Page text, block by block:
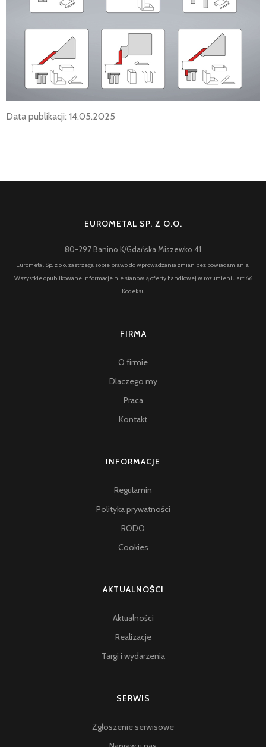
Data publikacji: 14.05.2025
EUROMETAL SP. Z O.O.
80-297 Banino K/Gdańska Miszewko 41
Eurometal Sp. z o.o. zastrzega sobie prawo do wprowadzania zmian bez powiadamiania.
Wszystkie opublikowane informacje nie stanowią oferty handlowej w rozumieniu art.66
Kodeksu
FIRMA
O firmie
Dlaczego my
Praca
Kontakt
INFORMACJE
Regulamin
Polityka prywatności
RODO
Cookies
AKTUALNOŚCI
Aktualności
Realizacje
Targi i wydarzenia
SERWIS
Zgłoszenie serwisowe